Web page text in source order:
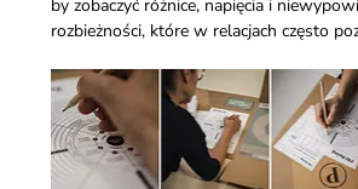
by zobaczyć różnice, napięcia i
rozbieżności, które w relacjach często